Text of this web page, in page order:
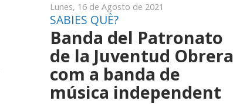
Lunes, 16 de Agosto de 2021
SABIES QUÈ?
Banda del Patronato
de la Juventud Obrera
com a banda de
música independent